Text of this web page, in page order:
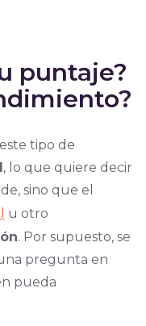
puntaje?
tipo de
, lo que quiere decir
sino que el
u otro
. Por supuesto, se
pregunta en
pueda